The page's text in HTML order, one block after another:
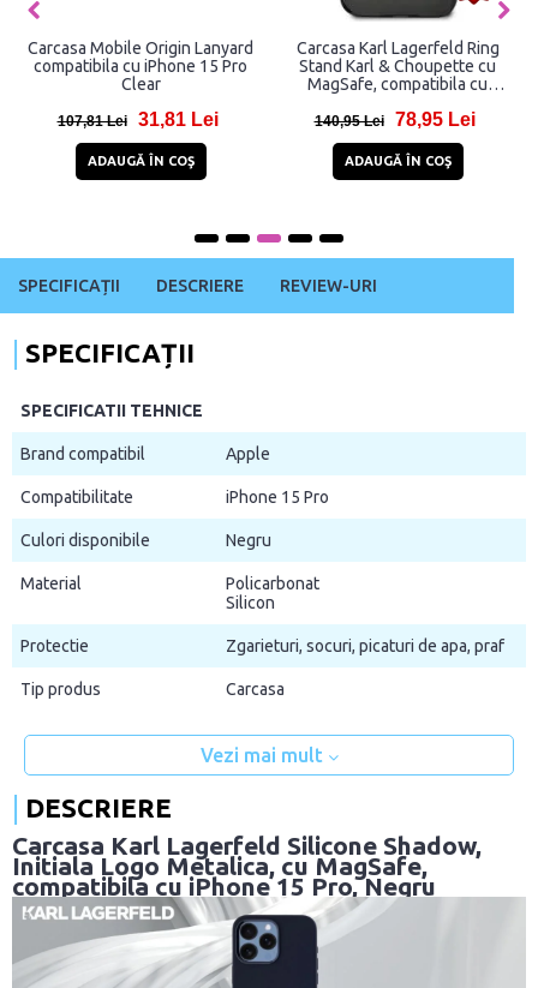
Carcasa Mobile Origin Lanyard
compatibila cu iPhone 15 Pro
Clear
107,81 Lei 31,81 Lei
ADAUGĂ ÎN COŞ
Carcasa Karl Lagerfeld Ring
Stand Karl & Choupette cu
MagSafe, compatibila cu
140,95 Lei 78,95 Lei
ADAUGĂ ÎN COŞ
SPECIFICAȚII DESCRIERE REVIEW-URI
SPECIFICAȚII
SPECIFICATII TEHNICE
Brand compatibil Apple
Compatibilitate iPhone 15 Pro
Culori disponibile Negru
Material
Policarbonat
Silicon
Protectie Zgarieturi, socuri, picaturi de apa, praf
Tip produs Carcasa
Vezi mai mult
DESCRIERE
Carcasa Karl Lagerfeld Silicone Shadow,
Initiala Logo Metalica, cu MagSafe,
compatibila cu iPhone 15 Pro, Negru